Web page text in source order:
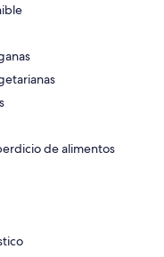
de alimentos